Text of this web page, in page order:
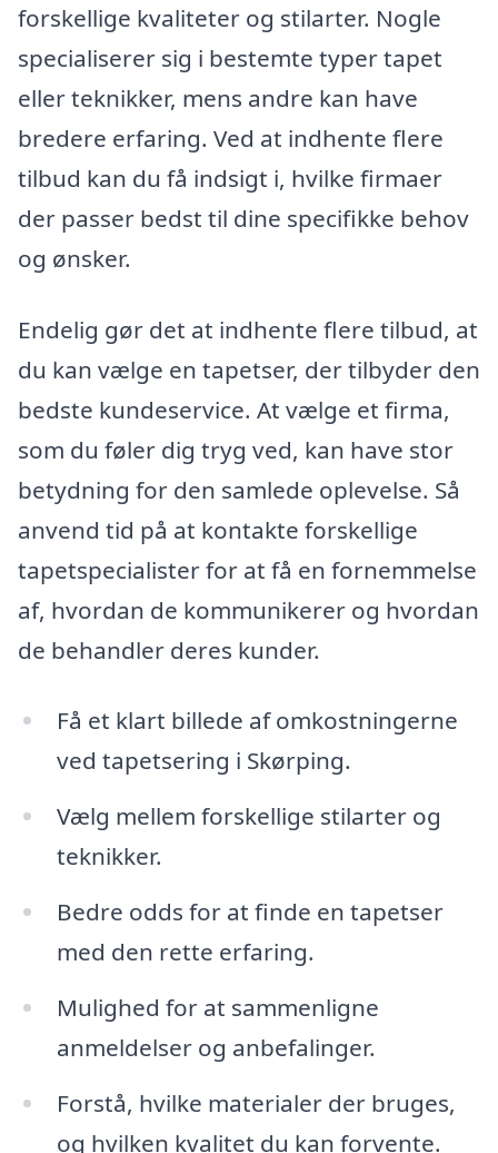
forskellige kvaliteter og stilarter. Nogle
specialiserer sig i bestemte typer tapet
eller teknikker, mens andre kan have
bredere erfaring. Ved at indhente flere
tilbud kan du få indsigt i, hvilke firmaer
der passer bedst til dine specifikke behov
og ønsker.
Endelig gør det at indhente flere tilbud, at
du kan vælge en tapetser, der tilbyder den
bedste kundeservice. At vælge et firma,
som du føler dig tryg ved, kan have stor
betydning for den samlede oplevelse. Så
anvend tid på at kontakte forskellige
tapetspecialister for at få en fornemmelse
af, hvordan de kommunikerer og hvordan
de behandler deres kunder.
Få et klart billede af omkostningerne
ved tapetsering i Skørping.
Vælg mellem forskellige stilarter og
teknikker.
Bedre odds for at finde en tapetser
med den rette erfaring.
Mulighed for at sammenligne
anmeldelser og anbefalinger.
Forstå, hvilke materialer der bruges,
og hvilken kvalitet du kan forvente.